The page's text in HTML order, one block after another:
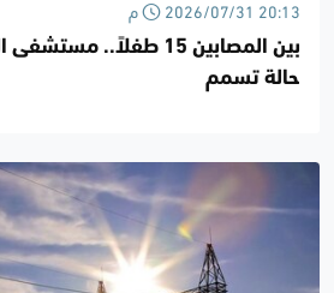
2026/07/31 20:13 م
حالة تسمم